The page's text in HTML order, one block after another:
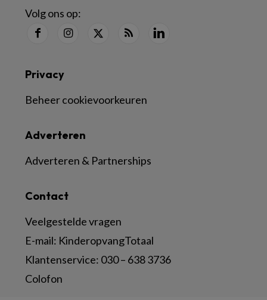
Volg ons op:
Contact
Veelgestelde vragen
E-mail: KinderopvangTotaal
Klantenservice: 030 – 638 3736
Colofon
Adverteren
Adverteren & Partnerships
Privacy
Beheer cookievoorkeuren